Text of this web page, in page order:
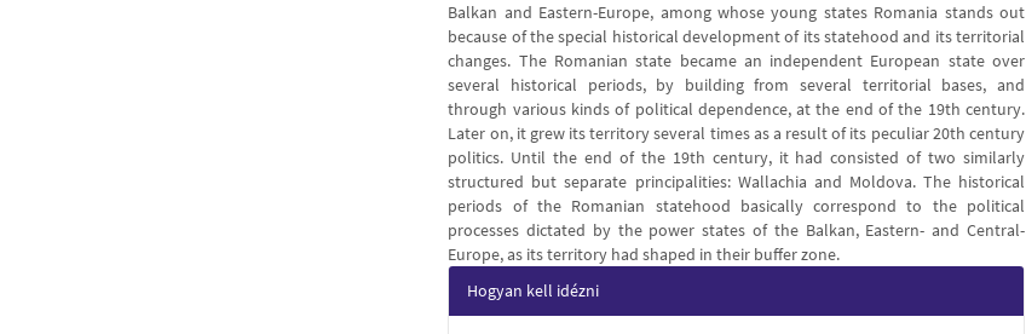
Balkan and Eastern-Europe, among whose young states Romania stands out
because of the special historical development of its statehood and its territorial
changes. The Romanian state became an independent European state over
several historical periods, by building from several territorial bases, and
through various kinds of political dependence, at the end of the 19th century.
Later on, it grew its territory several times as a result of its peculiar 20th century
politics. Until the end of the 19th century, it had consisted of two similarly
structured but separate principalities: Wallachia and Moldova. The historical
periods of the Romanian statehood basically correspond to the political
processes dictated by the power states of the Balkan, Eastern- and Central-
Europe, as its territory had shaped in their buffer zone.
Article
Details
Hogyan kell idézni